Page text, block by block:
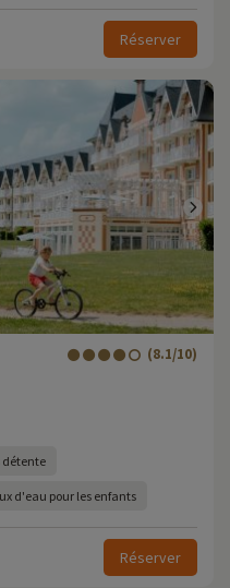
Réserver
(8.1/10)
détente
d'eau pour les enfants
Réserver